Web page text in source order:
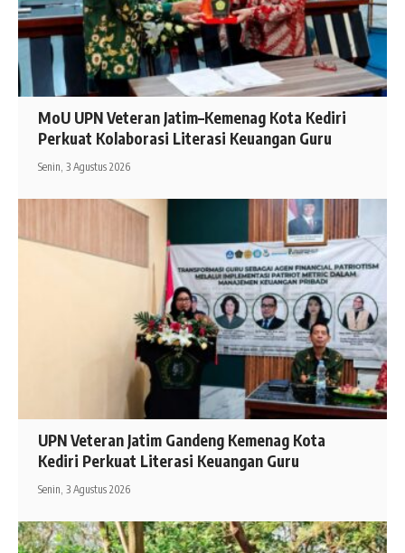
MoU UPN Veteran Jatim–Kemenag Kota Kediri
Perkuat Kolaborasi Literasi Keuangan Guru
Senin, 3 Agustus 2026
UPN Veteran Jatim Gandeng Kemenag Kota
Kediri Perkuat Literasi Keuangan Guru
Senin, 3 Agustus 2026